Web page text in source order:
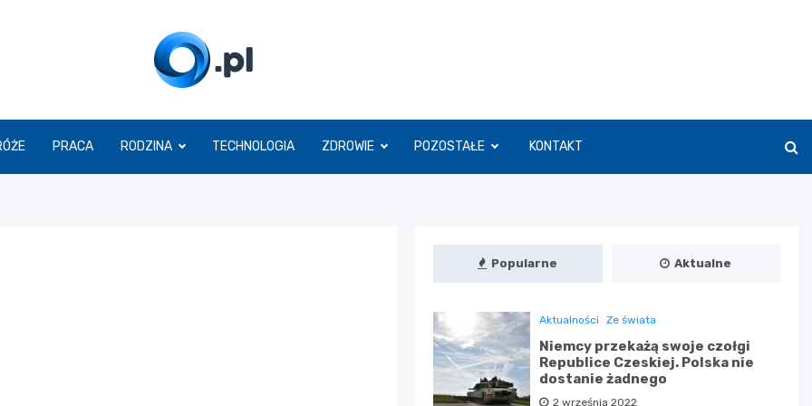
O.pl
PRACA RODZINA TECHNOLOGIA ZDROWIE POZOSTAŁE KONTAKT
Popularne Aktualne
Aktualności Ze świata
Niemcy przekażą swoje czołgi
Republice Czeskiej. Polska nie
dostanie żadnego
2 września 2022